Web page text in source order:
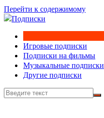
Перейти к содержимому
Игровые подписки
Подписки на фильмы
Музыкальные подписки
Другие подписки